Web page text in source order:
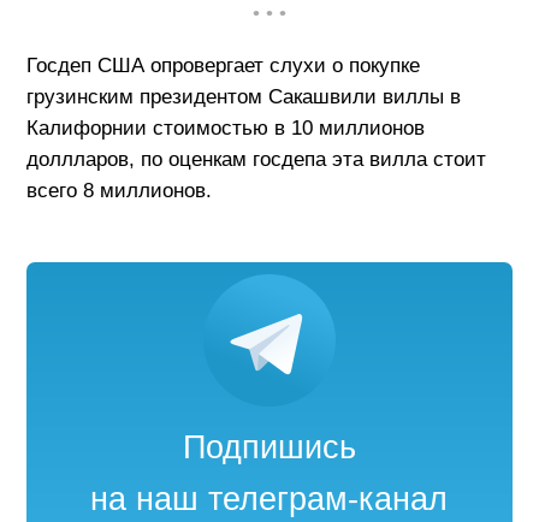
• • •
Госдеп США опровергает слухи о покупке
грузинским президентом Сакашвили виллы в
Калифорнии стоимостью в 10 миллионов
доллларов, по оценкам госдепа эта вилла стоит
всего 8 миллионов.
Подпишись
на наш телеграм-канал